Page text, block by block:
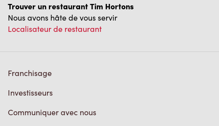
Trouver un restaurant Tim Hortons
Nous avons hâte de vous servir
Localisateur de restaurant
Franchisage
Investisseurs
Communiquer avec nous